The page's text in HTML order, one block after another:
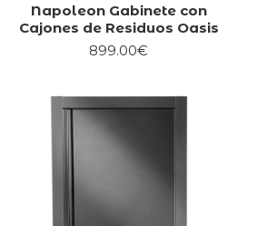
Napoleon Gabinete con
Cajones de Residuos Oasis
899.00€